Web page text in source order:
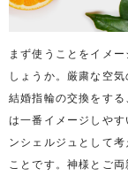
まず使うことをイメ
しょうか。厳粛な空
結婚指輪の交換をす
は一番イメージしや
ンシェルジュとして
ことです。神様とご